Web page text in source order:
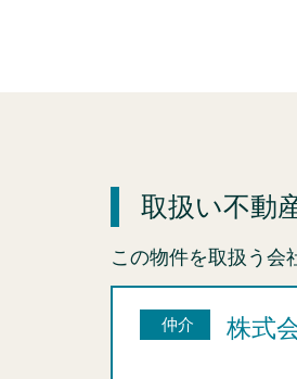
取扱い不動
この物件を取扱う会
仲介 株式